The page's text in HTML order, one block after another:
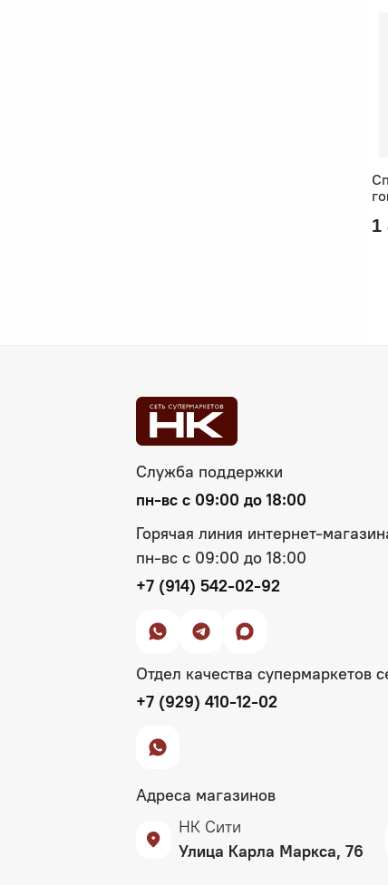
1
Служба поддержки
пн‑вс с 09:00 до 18:00
Горячая линия интернет-
пн‑вс с 09:00 до 18:00
+7 (914) 542-02-92
Отдел качества супермаркетов
+7 (929) 410-12-02
Адреса магазинов
НК Сити
Улица Карла Маркса, 76